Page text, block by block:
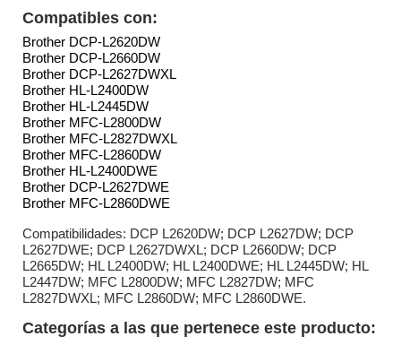
Compatibles con:
Brother DCP-L2620DW
Brother DCP-L2660DW
Brother DCP-L2627DWXL
Brother HL-L2400DW
Brother HL-L2445DW
Brother MFC-L2800DW
Brother MFC-L2827DWXL
Brother MFC-L2860DW
Brother HL-L2400DWE
Brother DCP-L2627DWE
Brother MFC-L2860DWE
Compatibilidades: DCP L2620DW; DCP L2627DW; DCP
L2627DWE; DCP L2627DWXL; DCP L2660DW; DCP
L2665DW; HL L2400DW; HL L2400DWE; HL L2445DW; HL
L2447DW; MFC L2800DW; MFC L2827DW; MFC
L2827DWXL; MFC L2860DW; MFC L2860DWE.
Categorías a las que pertenece este producto: